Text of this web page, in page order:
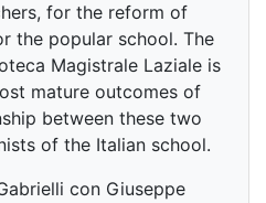
for the reform of
the popular school. The
Magistrale Laziale is
mature outcomes of
between these two
of the Italian school.
con Giuseppe